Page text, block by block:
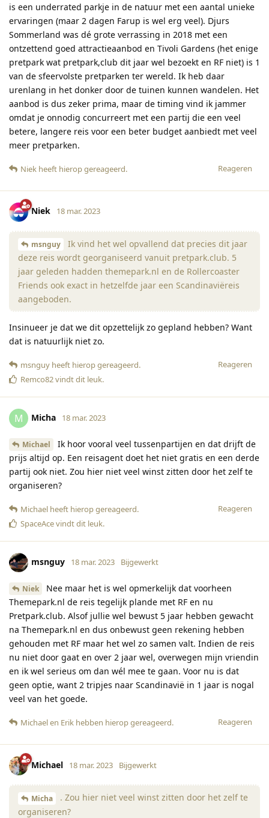
is een underrated parkje in de natuur met een aantal unieke
ervaringen (maar 2 dagen Farup is wel erg veel). Djurs
Sommerland was dé grote verrassing in 2018 met een
ontzettend goed attractieaanbod en Tivoli Gardens (het enige
pretpark wat pretpark,club dit jaar wel bezoekt en RF niet) is 1
van de sfeervolste pretparken ter wereld. Ik heb daar
urenlang in het donker door de tuinen kunnen wandelen. Het
aanbod is dus zeker prima, maar de timing vind ik jammer
omdat je onnodig concurreert met een partij die een veel
betere, langere reis voor een beter budget aanbiedt met veel
meer pretparken.
Reageren
Niek heeft hierop gereageerd.
Niek 18 mar. 2023
msnguy
Ik vind het wel opvallend dat precies dit jaar
deze reis wordt georganiseerd vanuit pretpark.club. 5
jaar geleden hadden themepark.nl en de Rollercoaster
Friends ook exact in hetzelfde jaar een Scandinaviëreis
aangeboden.
Insinueer je dat we dit opzettelijk zo gepland hebben? Want
dat is natuurlijk niet zo.
Reageren
msnguy heeft hierop gereageerd.
Remco82vindt dit leuk.
M Micha 18 mar. 2023
Michael
Ik hoor vooral veel tussenpartijen en dat drijft de
prijs altijd op. Een reisagent doet het niet gratis en een derde
partij ook niet. Zou hier niet veel winst zitten door het zelf te
organiseren?
Reageren
Michael heeft hierop gereageerd.
SpaceAcevindt dit leuk.
msnguy 18 mar. 2023 Bijgewerkt
Niek
Nee maar het is wel opmerkelijk dat voorheen
Themepark.nl de reis tegelijk plande met RF en nu
Pretpark.club. Alsof jullie wel bewust 5 jaar hebben gewacht
na Themepark.nl en dus onbewust geen rekening hebben
gehouden met RF maar het wel zo samen valt. Indien de reis
nu niet door gaat en over 2 jaar wel, overwegen mijn vriendin
en ik wel serieus om dan wél mee te gaan. Voor nu is dat
geen optie, want 2 tripjes naar Scandinavië in 1 jaar is nogal
veel van het goede.
Reageren
Michaelen Erik hebben hierop gereageerd.
Michael 18 mar. 2023 Bijgewerkt
Micha
. Zou hier niet veel winst zitten door het zelf te
organiseren?